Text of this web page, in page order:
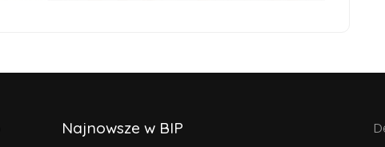
Najnowsze w BIP